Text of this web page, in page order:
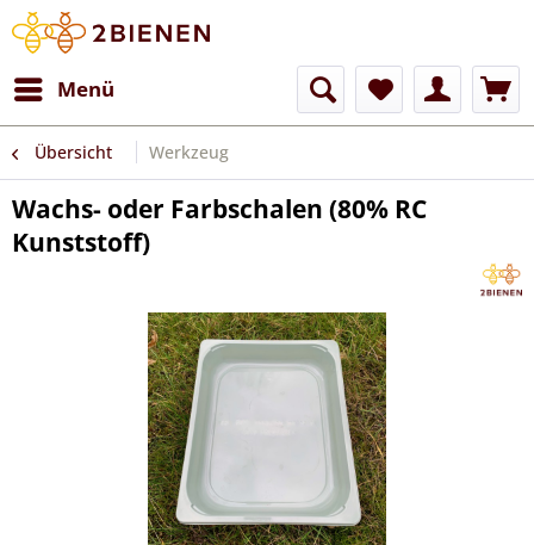
Menü
Übersicht Werkzeug
Wachs- oder Farbschalen (80% RC
Kunststoff)